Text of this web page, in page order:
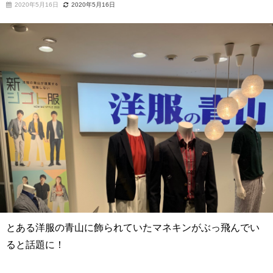
2020年5月16日 2020年5月16日
とある洋服の青山に飾られていたマネキンがぶっ飛んでい
ると話題に！